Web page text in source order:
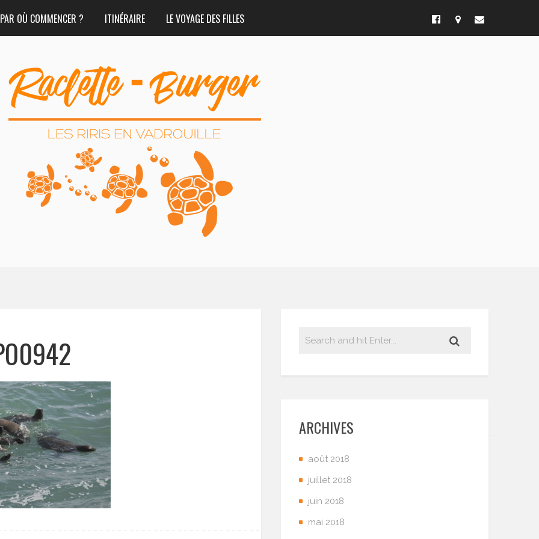
PAR OÙ COMMENCER ? ITINÉRAIRE LE VOYAGE DES FILLES
ARCHIVES
août 2018
juillet 2018
juin 2018
mai 2018